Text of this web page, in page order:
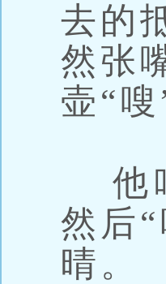
去的
然张
壶“
他
然后
晴。